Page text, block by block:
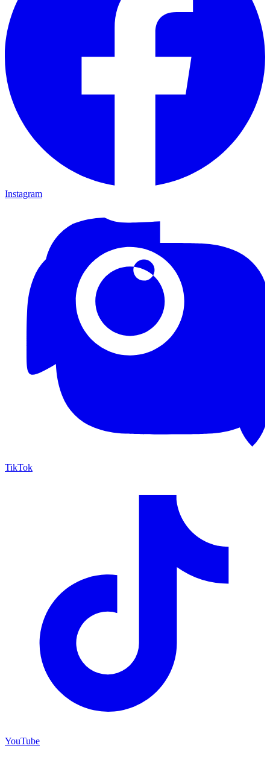
Instagram
TikTok
YouTube